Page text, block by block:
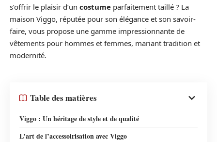
s’offrir le plaisir d’un costume parfaitement taillé ? La
maison Viggo, réputée pour son élégance et son savoir-
faire, vous propose une gamme impressionnante de
vêtements pour hommes et femmes, mariant tradition et
modernité.
Table des matières
Viggo : Un héritage de style et de qualité
L’art de l’accessoirisation avec Viggo